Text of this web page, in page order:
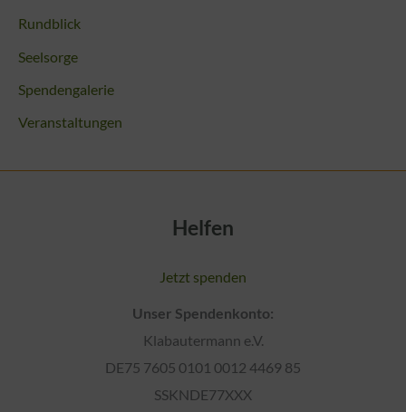
Rundblick
Seelsorge
Spendengalerie
Veranstaltungen
Helfen
Jetzt spenden
Unser Spendenkonto:
Klabautermann e.V.
DE75 7605 0101 0012 4469 85
SSKNDE77XXX